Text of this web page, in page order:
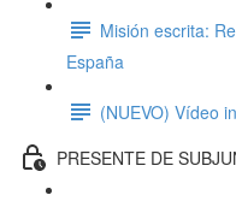
Misión escrita:
España
(NUEVO) Vídeo
PRESENTE DE